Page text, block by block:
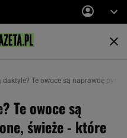
daktyle? Te owoce są naprawdę
Te owoce są
świeże - które